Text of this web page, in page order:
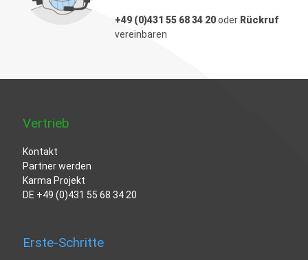
+49 (0)431 55 68 34 20oder Rückruf
vereinbaren
Vertrieb
Kontakt
Partner werden
Karma Projekt
DE +49 (0)431 55 68 34 20
Erste-Schritte